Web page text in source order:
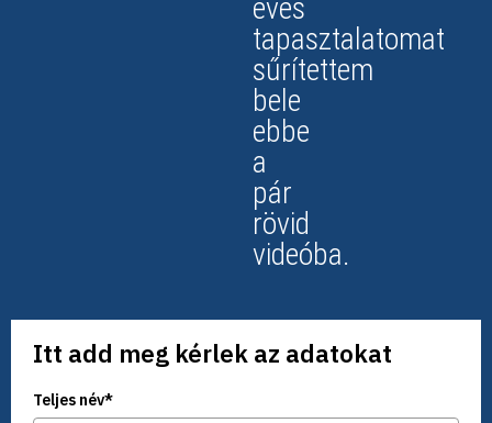
éves
tapasztalatomat
sűrítettem
bele
ebbe
a
pár
rövid
videóba.
Itt add meg kérlek az adatokat
Teljes név*